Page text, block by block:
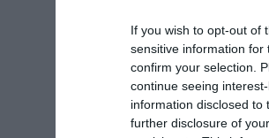
If you wish to opt-out of
sensitive information
confirm your selection.
continue seeing
information disclosed
further disclosure of